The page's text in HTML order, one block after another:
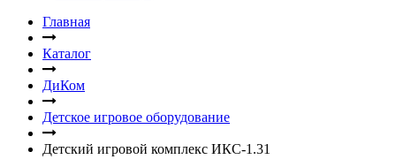
Главная
Каталог
ДиКом
Детское игровое оборудование
Детский игровой комплекс ИКС-1.31